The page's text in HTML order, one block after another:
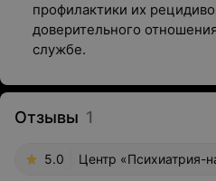
профилактики их
доверительного
службе.
Отзывы 1
5.0 Центр «Психиатрия-